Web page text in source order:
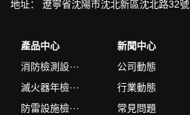
地址： 遼寧省沈陽市沈北新區沈北路32號
產品中心
消防檢測設···
滅火器年檢···
防雷設施檢···
新聞中心
公司動態
行業動態
常見問題